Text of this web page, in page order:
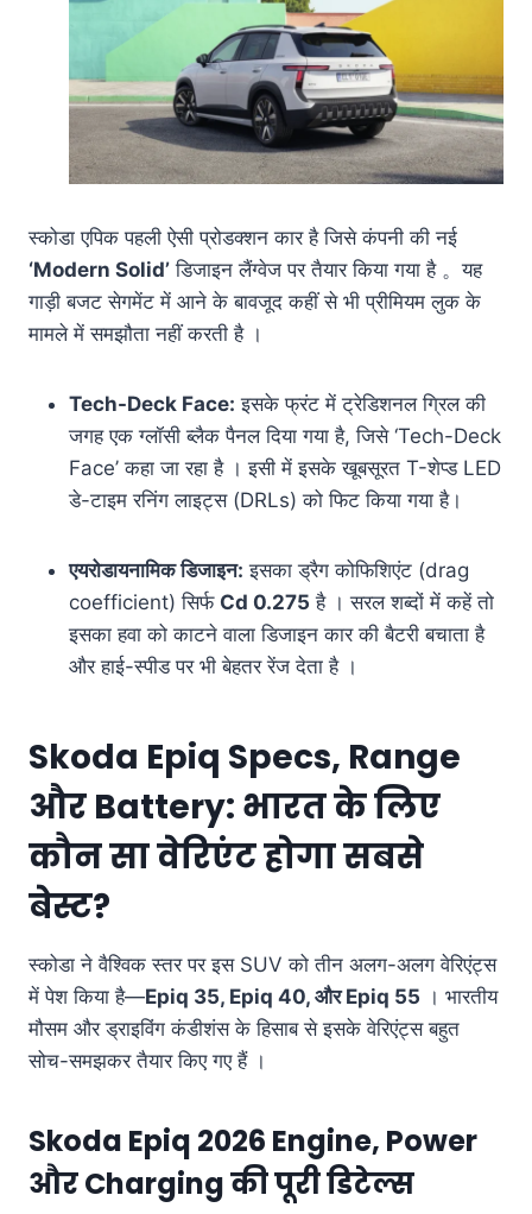
स्कोडा एपिक पहली ऐसी प्रोडक्शन कार है जिसे कंपनी की नई
‘Modern Solid’ डिजाइन लैंग्वेज पर तैयार किया गया है 。यह
गाड़ी बजट सेगमेंट में आने के बावजूद कहीं से भी प्रीमियम लुक के
मामले में समझौता नहीं करती है ।
Tech-Deck Face: इसके फ्रंट में ट्रेडिशनल ग्रिल की
जगह एक ग्लॉसी ब्लैक पैनल दिया गया है, जिसे ‘Tech-Deck
Face’ कहा जा रहा है । इसी में इसके खूबसूरत T-शेप्ड LED
डे-टाइम रनिंग लाइट्स (DRLs) को फिट किया गया है।
एयरोडायनामिक डिजाइन: इसका ड्रैग कोफिशिएंट (drag
coefficient) सिर्फ Cd 0.275 है । सरल शब्दों में कहें तो
इसका हवा को काटने वाला डिजाइन कार की बैटरी बचाता है
और हाई-स्पीड पर भी बेहतर रेंज देता है ।
Skoda Epiq Specs, Range
और Battery: भारत के लिए
कौन सा वेरिएंट होगा सबसे
बेस्ट?
स्कोडा ने वैश्विक स्तर पर इस SUV को तीन अलग-अलग वेरिएंट्स
में पेश किया है—Epiq 35, Epiq 40, और Epiq 55 । भारतीय
मौसम और ड्राइविंग कंडीशंस के हिसाब से इसके वेरिएंट्स बहुत
सोच-समझकर तैयार किए गए हैं ।
Skoda Epiq 2026 Engine, Power
औरChargingकी पूरी डिटेल्स